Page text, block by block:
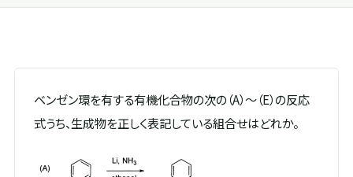
ベンゼン環を有する有機化合物の次の（A）～（E）の反応
式うち、生成物を正しく表記している組合せはどれか。